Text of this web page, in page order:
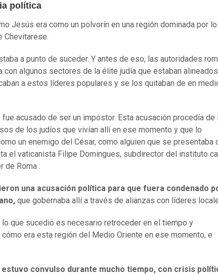
política
Jesús era como un polvorín en una región dominada por
Chevitarese.
a punto de suceder. Y antes de eso, las autoridades
con algunos sectores de la élite judía que estaban
a estos líderes populares y se los quitaban de en
fue acusado de ser un impostor. Esta acusación procedía de
de los judíos que vivían allí en ese momento y que lo
un enemigo del César, como alguien que se presentaba
el vaticanista Filipe Domingues, subdirector del instituto
de Roma .
una acusación política para que fuera condenado
que gobernaba allí a través de alianzas con líderes
lo que sucedió es necesario retroceder en el tiempo y
era esta región del Medio Oriente en ese momento, e
convulso durante mucho tiempo, con crisis